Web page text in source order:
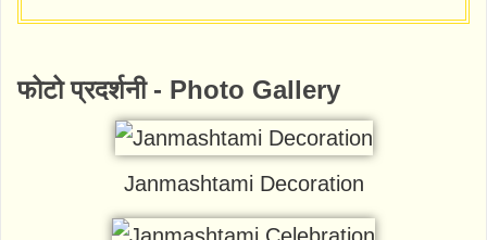
फोटो प्रदर्शनी - Photo Gallery
Janmashtami Decoration